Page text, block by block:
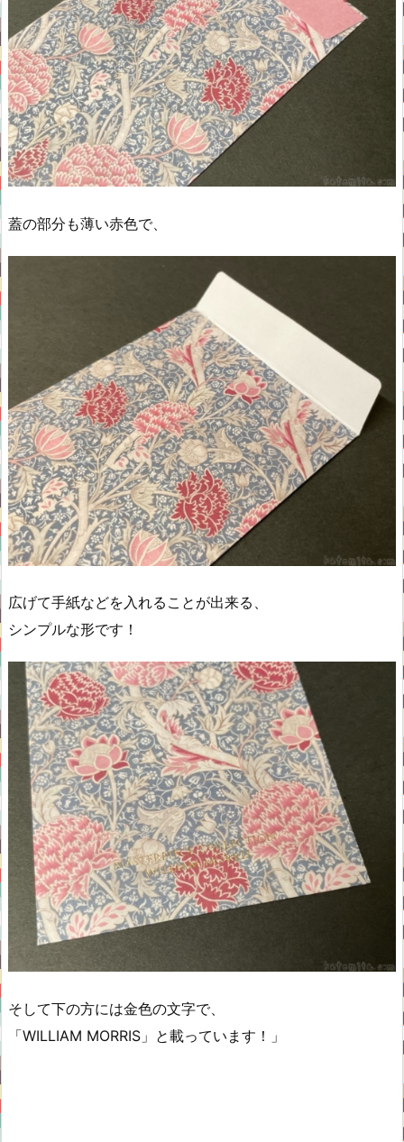
蓋の部分も薄い赤色で、
広げて手紙などを入れることが出来る、
シンプルな形です！
そして下の方には金色の文字で、
「WILLIAM MORRIS」と載っています！」